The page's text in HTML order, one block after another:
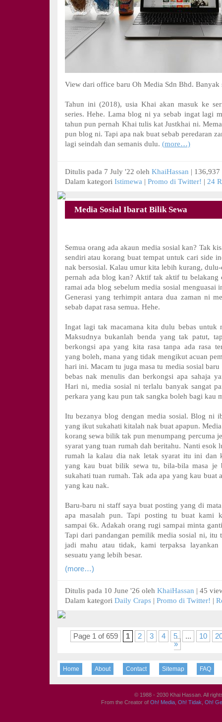
View dari office baru Oh Media Sdn Bhd. Banyak
Tahun ini (2018), usia Khai akan masuk ke
series. Hehe. Lama blog ni ya sebab ingat lagi
tahun pun pernah Khai tulis kat Justkhai ni.
pun blog ni. Tapi apa nak buat sebab peredaran
lagi seindah dan semanis dulu. (more…)
Ditulis pada 7 July '22 oleh KhaiHassan |
Dalam kategori Istimewa| Promo di Twitter! | 24
Media Sosial Ibarat Bilik Sewa
Semua orang ada akaun media sosial kan? Tak
sendiri atau korang buat tempat untuk cari side
nak bersosial. Kalau umur kita lebih kurang,
pernah ada blog kan? Aktif tak aktif tu belakang
ramai ada blog sebelum media sosial menguasai
Generasi yang terhimpit antara dua zaman ni
sebab dapat rasa semua. Hehe.
Ingat lagi tak macamana kita dulu bebas untuk
Maksudnya bukanlah benda yang tak patut,
berkongsi apa yang kita rasa tanpa ada rasa
yang boleh, mana yang tidak mengikut acuan
hari ini. Macam tu juga masa tu media sosial
bebas nak menulis dan berkongsi apa sahaja
Hari ni, media sosial ni terlalu banyak sangat
perkara yang kau pun tak sangka boleh bagi kau
Itu bezanya blog dengan media sosial. Blog ni
yang ikut sukahati kitalah nak buat apapun.
korang sewa bilik tak pun menumpang percuma
syarat yang tuan rumah dah beritahu. Nanti esok
rumah la kalau dia nak letak syarat itu ini dan
yang kau buat bilik sewa tu, bila-bila masa je
sukahati tuan rumah. Tak ada apa yang kau buat
yang kau nak.
Baru-baru ni staff saya buat posting yang di
apa masalah pun. Tapi posting tu buat kami
sampai 6k. Adakah orang rugi sampai minta
Tapi dari pandangan pemilik media sosial ni, itu
jadi mahu atau tidak, kami terpaksa
sesuatu yang lebih besar.
(more…)
Ditulis pada 10 June '26 oleh KhaiHassan | 45
Dalam kategori Daily Craps| Promo di Twitter! |
Page 1 of 659 1 2 3 4 5 ... 10
»
Home About Contact Sitemap FAQ
© 1988 - 2030 Khai Hassan. All
From the Creator of Oh! Media Oh! Tidak Oh!